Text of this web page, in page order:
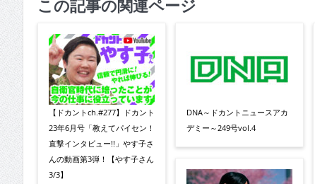
この記事の関連ページ
【ドカントch.#277】ドカント
23年6月号「教えてパイセン！
直撃インタビュー!!」やす子さ
んの動画第3弾！【やす子さん
3/3】
DNA～ドカントニュースアカ
デミー～249号vol.4